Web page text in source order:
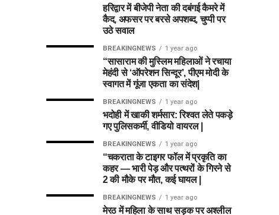
हरिद्वार में बीजेपी नेता की दबंगई कैमरे में
कैद, अफसर पर बरसे अपशब्द, चुप्पी पर
उठे सवाल
BREAKINGNEWS 1 year ago
“सासाराम की मुस्लिम महिलाओं ने रचाया
मेहंदी से ‘ऑपरेशन सिन्दूर’, पीएम मोदी के
स्वागत में गूंजा एकता का संदेश|
BREAKINGNEWS 1 year ago
भदोही में खाकी शर्मसार: रिश्वत लेते पकड़े
गए पुलिसकर्मी, वीडियो वायरल |
BREAKINGNEWS 1 year ago
“चकराता के टाइगर फॉल में प्रकृति का
कहर — भारी पेड़ और पत्थरों के गिरने से
2 की मौके पर मौत, कई घायल |
BREAKINGNEWS 1 year ago
मेरठ में महिला के साथ सड़क पर अश्लील